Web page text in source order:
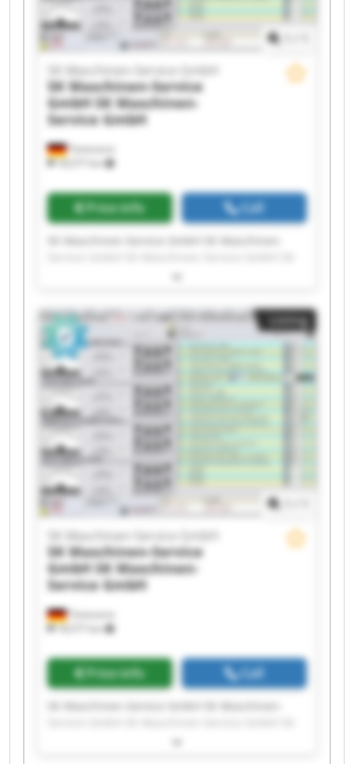
Tönisvorst
18,577 km
SK Maschinen-Service GmbH
SK Maschinen-Service
GmbH SK Maschinen-
Service GmbH
Price info Call
Maschinen-Service GmbH SK Maschinen-Service
Maschinen-Service GmbH SK Maschinen-Service
GmbH SK Maschinen-Service GmbH SK
Maschinen-Service GmbH SK Maschinen-Service
GmbH SK Maschinen-Service GmbH SK
Maschinen-Service GmbH SK Maschinen-Service
GmbH SK Maschinen-Service GmbH SK
Maschinen-Service GmbH SK Maschinen-Service
GmbH SK Maschinen-Service GmbH SK
Maschinen-Service GmbH SK Maschinen-Service
GmbH
Listing
Tönisvorst
18,577 km
SK Maschinen-Service GmbH
SK Maschinen-Service
GmbH SK Maschinen-
Service GmbH
Price info Call
Maschinen-Service GmbH SK Maschinen-Service